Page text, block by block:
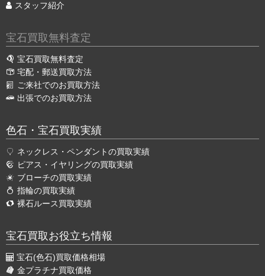
スタッフ紹介
宝石買取無料査定
宝石買取無料査定
宅配・郵送買取方法
ご来社でのお買取方法
出張でのお買取方法
色石・宝石買取実績
ネックレス・ペンダントの買取実績
ピアス・イヤリングの買取実績
ブローチの買取実績
指輪の買取実績
裸石ルース買取実績
宝石買取お役立ち情報
宝石(色石)買取価格相場
金プラチナ買取価格